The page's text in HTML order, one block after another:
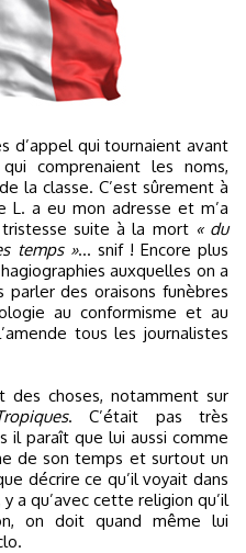
comprenaient les noms,
la classe. C’est sûrement à
L. a eu mon adresse et m’a
suite à la mort « du
temps »… snif ! Encore plus
auxquelles on a
parler des oraisons funèbres
au conformisme et au
tous les journalistes
des choses, notamment sur
. C’était pas très
il paraît que lui aussi comme
de son temps et surtout un
décrire ce qu’il voyait dans
a qu’avec cette religion qu’il
on doit quand même lui